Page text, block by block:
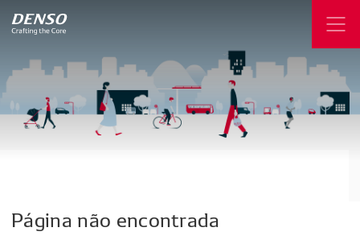
Página não encontrada